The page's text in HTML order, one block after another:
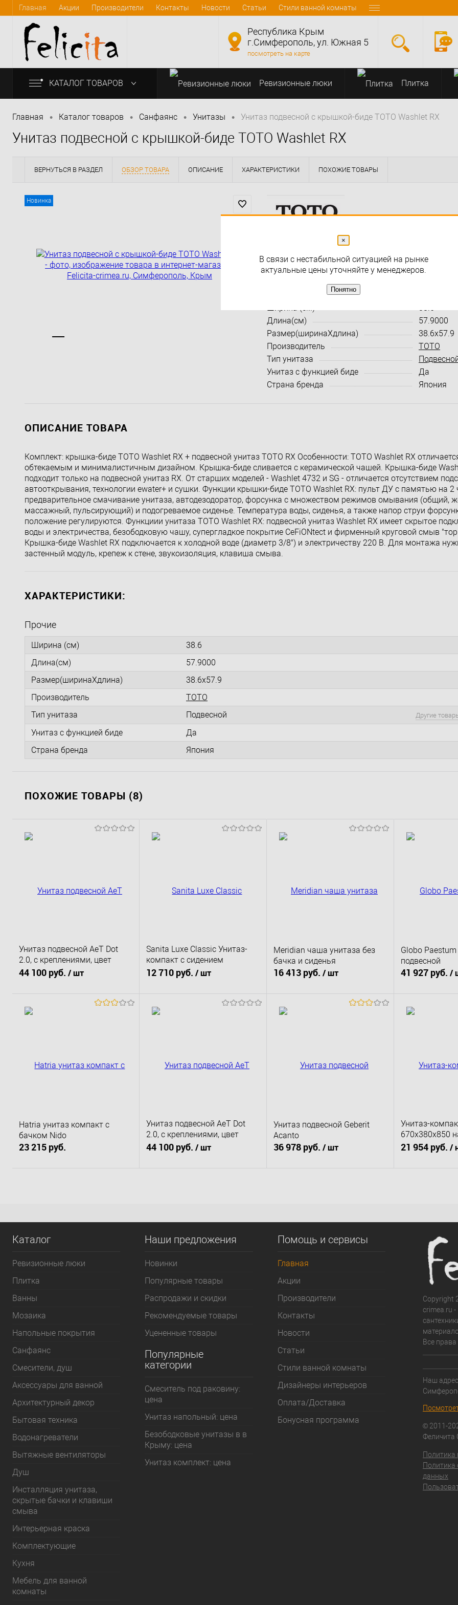
Главная Акции Производители Контакты Новости Статьи Стили ванной комнаты
info@felicita-crimea.ru
Республика Крым
г.Симферополь, ул. Южная 5
посмотреть на карте
КАТАЛОГ ТОВАРОВ Ревизионные люки Плитка
Главная • Каталог товаров • Санфаянс • Унитазы • Унитаз подвесной с крышкой-биде TOTO Washlet RX
Унитаз подвесной с крышкой-биде TOTO Washlet RX
ВЕРНУТЬСЯ В РАЗДЕЛ ОБЗОР ТОВАРА ОПИСАНИЕ ХАРАКТЕРИСТИКИ ПОХОЖИЕ ТОВАРЫ
Новинка
Раздел Унитазы
Ширина (см)
38.6
Длина(см)
57.9000
Размер(ширинаXдлина)
38.6x57.9
Производитель
TOTO
Тип унитаза
Унитаз с функцией биде
Да
Страна бренда
Япония
ОПИСАНИЕ ТОВАРА
Комплект: крышка-биде TOTO Washlet RX + подвесной унитаз TOTO RX Особенности: TOTO Washlet RX
обтекаемым и минималистичным дизайном. Крышка-биде сливается с керамической чашей. Крышка-биде
подходит только на подвесной унитаз RX. От старших моделей - Washlet 4732 и SG - отличается отсутствием
автооткрывания, технологии ewater+ и сушки. Функции крышки-биде TOTO Washlet RX: пульт ДУ с памятью на 2
предварительное смачивание унитаза, автодезодоратор, форсунка с множеством режимов омывания (общий,
массажный, пульсирующий) и подогреваемое сиденье. Температура воды, сиденья, а также напор струи
положение регулируются. Функциии унитаза TOTO Washlet RX: подвесной унитаз Washlet RX имеет скрытое
воды и электричества, безободковую чашу, супергладкое покрытие CeFiONtect и фирменный круговой смыв
Крышка-биде Washlet RX подключается к холодной воде (диаметр 3/8'') и электричеству 220 B. Для монтажа
застенный модуль, крепеж к стене, звукоизоляция, клавиша смыва.
ХАРАКТЕРИСТИКИ:
Прочие
Ширина (см)
38.6
Длина(см)
57.9000
Размер(ширинаXдлина)
38.6x57.9
Производитель
TOTO
Тип унитаза
Подвесной Другие
Унитаз с функцией биде
Да
Страна бренда
Япония
ПОХОЖИЕ ТОВАРЫ (8)
Унитаз подвесной AeT Dot
2.0, с креплениями, цвет
бежевый матовый
44 100 руб. / шт
Sanita Luxe Classic Унитаз-
компакт с сидением
микролифт
12 710 руб. / шт
Meridian чаша унитаза без
бачка и сиденья
16 413 руб. / шт
Globo
подвесной
41 927 руб. /
Hatria унитаз компакт с
бачком Nido
23 215 руб.
Унитаз подвесной AeT Dot
2.0, с креплениями, цвет
горчица
44 100 руб. / шт
Унитаз подвесной Geberit
Acanto
36 978 руб. / шт
Унитаз-
670x380x850
сиденьем
21 954 руб. /
×
В связи с нестабильной ситуацией на рынке
актуальные цены уточняйте у менеджеров.
Понятно
Каталог
Ревизионные люки
Плитка
Bанны
Мозаика
Напольные покрытия
Санфаянс
Смесители, душ
Аксессуары для ванной
Архитектурный декор
Бытовая техника
Водонагреватели
Вытяжные вентиляторы
Душ
Инсталляция унитаза,
скрытые бачки и клавиши
смыва
Интерьерная краска
Комплектующие
Кухня
Мебель для ванной
комнаты
Наши предложения
Новинки
Популярные товары
Распродажи и скидки
Рекомендуемые товары
Уцененные товары
Популярные
категории
Смеситель под раковину:
цена
Унитаз напольный: цена
Безободковые унитазы в в
Крыму: цена
Унитаз комплект: цена
Помощь и сервисы
Главная
Акции
Производители
Контакты
Новости
Статьи
Стили ванной комнаты
Дизайнеры интерьеров
Оплата/Доставка
Бонусная программа
Copyright
crimea.ru -
Все
Наш
© 2011-
Политика
Политика
данных